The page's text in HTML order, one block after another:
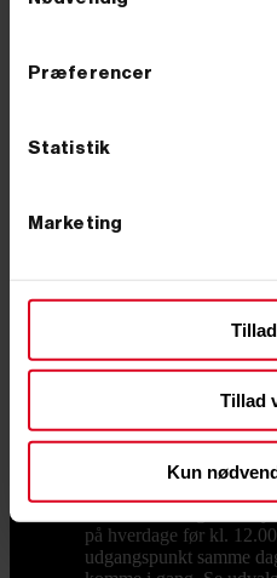
Præferencer
Statistik
Marketing
Tillad
Kun
makkerpar, og en
hullet. Transport og
skal flyttes mellem
i mange år, sker det
sliddele og reservedele
koster en minigraver?
drivkraft og udstyr.
du for vægt, motorkraft
der reelt er inkluderet:
hurtigskift fra start er
gerne en pakke, der
budgettet. Køb din
ved, at en minigraver er
står vi klar med
på hverdage før kl.
udgangspunkt samme